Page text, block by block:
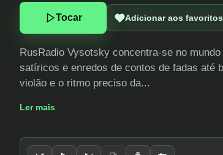
Tocar Adicionar aos favoritos
RusRadio Vysotsky concentra-se no
satíricos e enredos de contos de fadas até
violão e o ritmo preciso da...
Ler mais
Controles do player